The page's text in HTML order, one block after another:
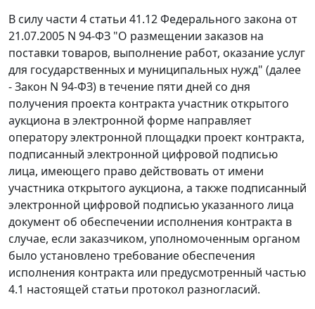
В силу части 4 статьи 41.12 Федерального закона от
21.07.2005 N 94-ФЗ "О размещении заказов на
поставки товаров, выполнение работ, оказание услуг
для государственных и муниципальных нужд" (далее
- Закон N 94-ФЗ) в течение пяти дней со дня
получения проекта контракта участник открытого
аукциона в электронной форме направляет
оператору электронной площадки проект контракта,
подписанный электронной цифровой подписью
лица, имеющего право действовать от имени
участника открытого аукциона, а также подписанный
электронной цифровой подписью указанного лица
документ об обеспечении исполнения контракта в
случае, если заказчиком, уполномоченным органом
было установлено требование обеспечения
исполнения контракта или предусмотренный частью
4.1 настоящей статьи протокол разногласий.